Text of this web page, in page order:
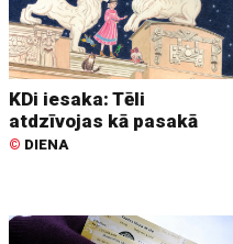
KDi iesaka: Tēli
atdzīvojas kā pasakā
© DIENA